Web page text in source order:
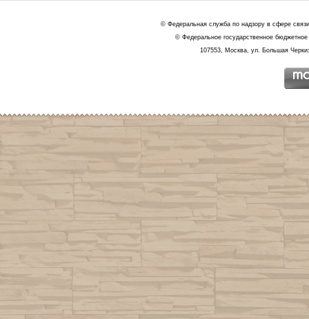
© Федеральная служба по надзору в сфере
© Федеральное государственное
107553, Москва, ул. Большая